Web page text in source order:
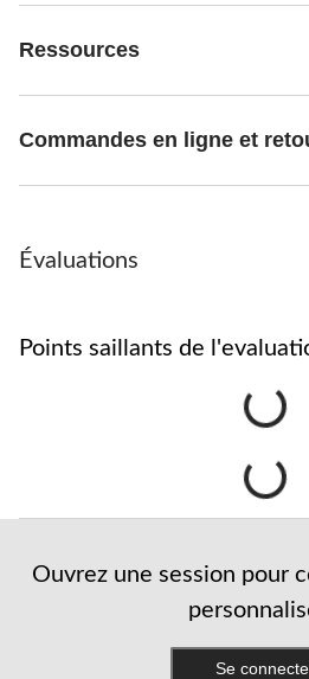
Ressources
Commandes en ligne et
Évaluations
Points saillants de
Ouvrez une session pour
Se